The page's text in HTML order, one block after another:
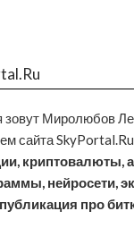
зовут Миролюбов
сайта
криптовалюты,
нейросети,
про